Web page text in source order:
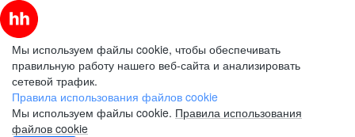
Мы используем файлы cookie, чтобы обеспечивать
правильную работу нашего веб-сайта и анализировать
сетевой трафик.
Правила использования файлов cookie
Мы используем файлы cookie. Правила использования
файлов cookie